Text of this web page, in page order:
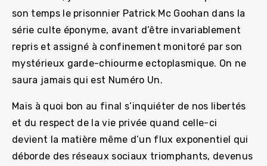
son temps le prisonnier Patrick Mc Goohan dans la
série culte éponyme, avant d’être invariablement
repris et assigné à confinement monitoré par son
mystérieux garde-chiourme ectoplasmique. On ne
saura jamais qui est Numéro Un.
Mais à quoi bon au final s’inquiéter de nos libertés
et du respect de la vie privée quand celle-ci
devient la matière même d’un flux exponentiel qui
déborde des réseaux sociaux triomphants, devenus